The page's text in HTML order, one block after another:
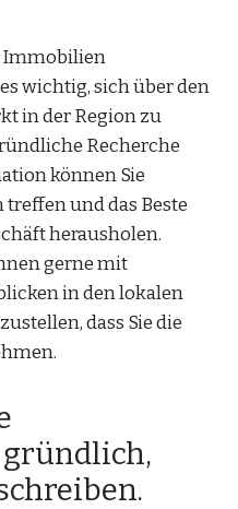
Immobilien
wichtig, sich über den
in der Region zu
Recherche
können Sie
und das Beste
herausholen.
gerne mit
in den lokalen
dass Sie die